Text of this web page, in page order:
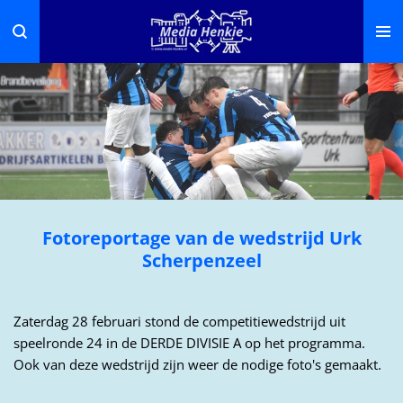
direct
naar
de
hoofdinhoud
Fotoreportage van de wedstrijd Urk
Scherpenzeel
Zaterdag 28 februari stond de competitiewedstrijd uit
speelronde 24 in de DERDE DIVISIE A op het programma.
Ook van deze wedstrijd zijn weer de nodige foto's gemaakt.